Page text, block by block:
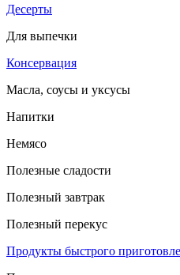
Десерты
Для выпечки
Консервация
Масла, соусы и уксусы
Напитки
Немясо
Полезные сладости
Полезный завтрак
Полезный перекус
Продукты быстрого